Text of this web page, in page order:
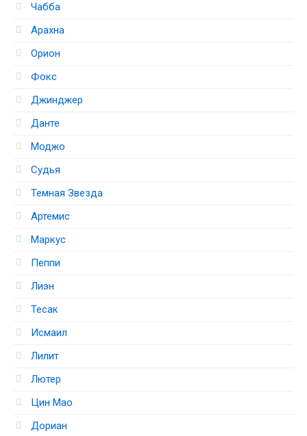
Чабба
Арахна
Орион
Фокс
Джинджер
Данте
Моджо
Судья
Темная Звезда
Артемис
Маркус
Пеппи
Лиэн
Тесак
Исмаил
Лилит
Лютер
Цин Мао
Дориан